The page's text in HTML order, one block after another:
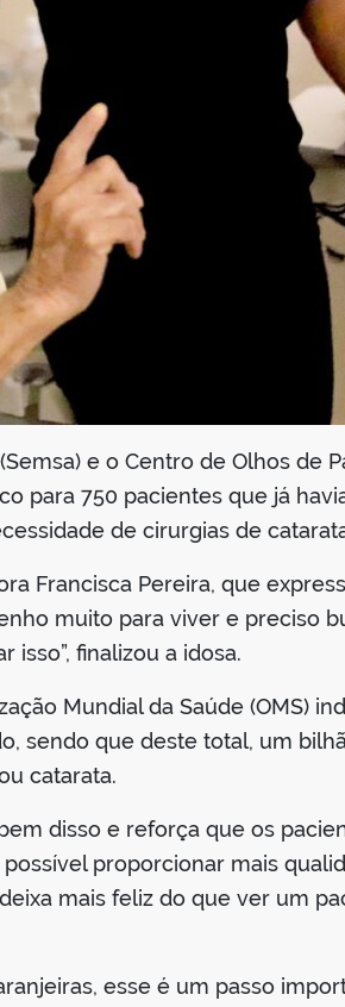
e o Centro de Olhos de
para 750 pacientes que já
de cirurgias de
Francisca Pereira, que
muito para viver e preciso
finalizou a idosa.
Mundial da Saúde (OMS)
sendo que deste total, um
catarata.
disso e reforça que os
proporcionar mais
mais feliz do que ver um
esse é um passo